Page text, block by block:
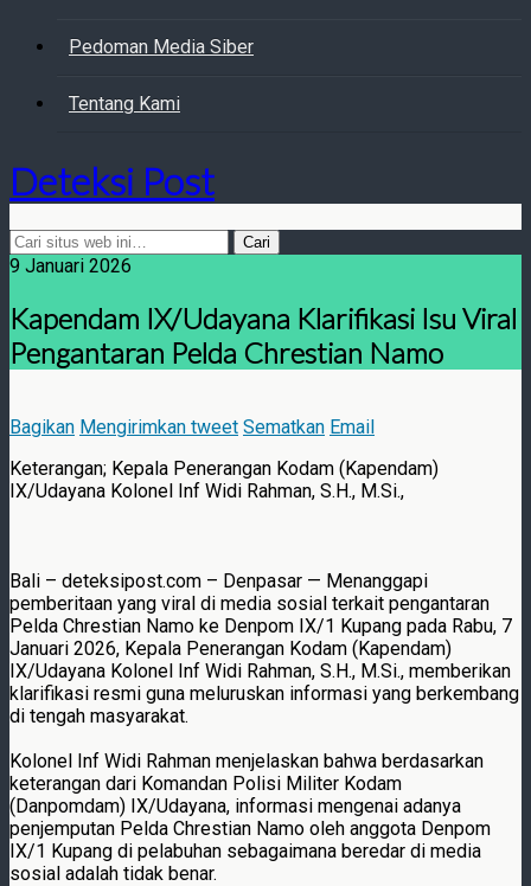
Pedoman Media Siber
Tentang Kami
Deteksi Post
9 Januari 2026
Kapendam IX/Udayana Klarifikasi Isu Viral
Pengantaran Pelda Chrestian Namo
Bagikan Mengirimkan tweet Sematkan Email
Keterangan; Kepala Penerangan Kodam (Kapendam)
IX/Udayana Kolonel Inf Widi Rahman, S.H., M.Si.,
Bali – deteksipost.com – Denpasar — Menanggapi
pemberitaan yang viral di media sosial terkait pengantaran
Pelda Chrestian Namo ke Denpom IX/1 Kupang pada Rabu, 7
Januari 2026, Kepala Penerangan Kodam (Kapendam)
IX/Udayana Kolonel Inf Widi Rahman, S.H., M.Si., memberikan
klarifikasi resmi guna meluruskan informasi yang berkembang
di tengah masyarakat.
Kolonel Inf Widi Rahman menjelaskan bahwa berdasarkan
keterangan dari Komandan Polisi Militer Kodam
(Danpomdam) IX/Udayana, informasi mengenai adanya
penjemputan Pelda Chrestian Namo oleh anggota Denpom
IX/1 Kupang di pelabuhan sebagaimana beredar di media
sosial adalah tidak benar.